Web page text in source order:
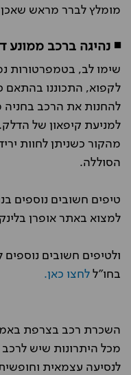
מומלץ לברר מראש שאכן
◾ נהיגה ברכב ממונע
שימו לב, בטמפרטורות
לקפוא, התכוננו בהתאם
להחנות את הרכב בחניה
למניעת קיפאון של
הסוללה.
טיפים חשובים נוספים
למצוא באתר אופרן בלינק
ולטיפים חשובים
בחו"ל לחצו כאן.
השכרת רכב בצרפת
מכל היתרונות שיש
לנסיעה עצמאית